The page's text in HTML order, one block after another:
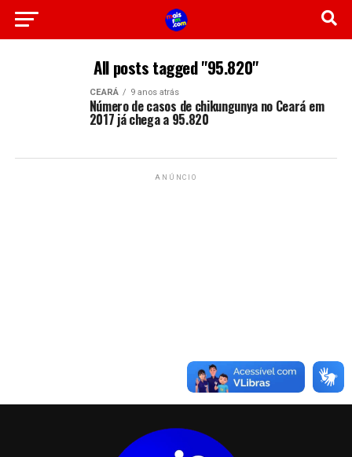
All posts tagged "95.820"
CEARÁ 9 anos atrás
Número de casos de chikungunya no Ceará em
2017 já chega a 95.820
ANÚNCIO